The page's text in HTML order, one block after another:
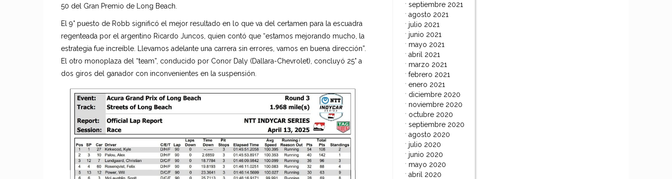
50 del Gran Premio de Long Beach.
El 9° puesto de Robb significó el mejor resultado en lo que va del certamen para la escuadra
regenteada por el argentino Ricardo Juncos, quien contó que “estamos mejorando mucho, la
estrategia fue increíble. Llevamos adelante una carrera sin errores, vamos en buena dirección”.
El otro monoplaza del “team”, conducido por Conor Daly (Dallara-Chevrolet), concluyó 25° a
dos giros del ganador con inconvenientes en la suspensión.
septiembre 2021
agosto 2021
julio 2021
junio 2021
mayo 2021
abril 2021
marzo 2021
febrero 2021
enero 2021
diciembre 2020
noviembre 2020
octubre 2020
septiembre 2020
agosto 2020
julio 2020
junio 2020
mayo 2020
abril 2020